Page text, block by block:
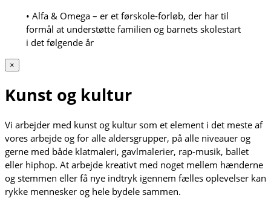
• Alfa & Omega – er et førskole-forløb, der har til
formål at understøtte familien og barnets skolestart
i det følgende år
×
Kunst og kultur
Vi arbejder med kunst og kultur som et element i det meste af
vores arbejde og for alle aldersgrupper, på alle niveauer og
gerne med både klatmaleri, gavlmalerier, rap-musik, ballet
eller hiphop. At arbejde kreativt med noget mellem hænderne
og stemmen eller få nye indtryk igennem fælles oplevelser kan
rykke mennesker og hele bydele sammen.